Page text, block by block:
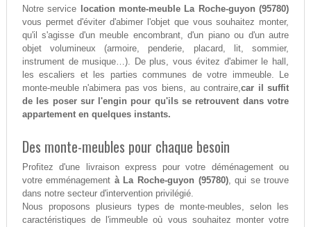
Notre service
location monte-meuble La Roche-guyon (95780)
vous permet d'éviter d'abimer l'objet que vous souhaitez monter,
qu'il s'agisse d'un meuble encombrant, d'un piano ou d'un autre
objet volumineux (armoire, penderie, placard, lit, sommier,
instrument de musique…). De plus, vous évitez d'abimer le hall,
les escaliers et les parties communes de votre immeuble. Le
monte-meuble n'abimera pas vos biens, au contraire,car il suffit
de les poser sur l'engin pour qu'ils se retrouvent dans votre
appartement en quelques instants.
Des monte-meubles pour chaque besoin
Profitez d'une livraison express pour votre déménagement ou
votre emménagement à La Roche-guyon (95780), qui se trouve
dans notre secteur d'intervention privilégié.
Nous proposons plusieurs types de monte-meubles, selon les
caractéristiques de l'immeuble où vous souhaitez monter votre